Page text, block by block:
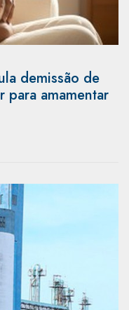
demissão de
para amamentar